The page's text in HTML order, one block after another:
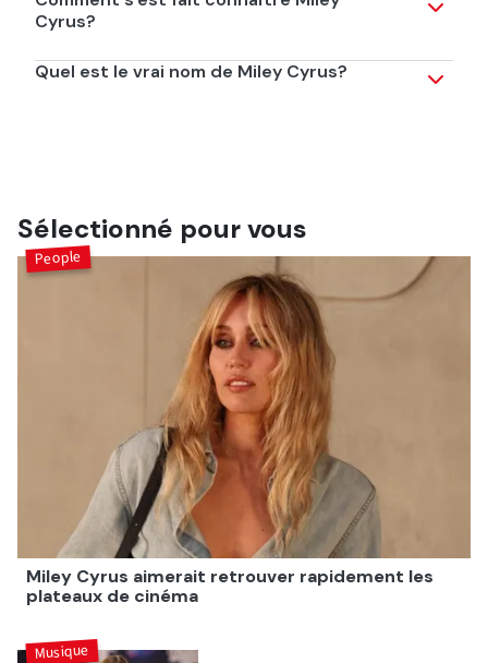
Cyrus?
Elle devient une star mondiale grâce à son rôle dans la
Quel est le vrai nom de Miley Cyrus?
Sélectionné pour vous
Miley Cyrus aimerait retrouver rapidement les
plateaux de cinéma
People
Musique